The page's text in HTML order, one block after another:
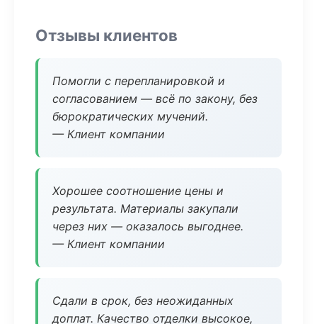
Отзывы клиентов
Помогли с перепланировкой и
согласованием — всё по закону, без
бюрократических мучений.
— Клиент компании
Хорошее соотношение цены и
результата. Материалы закупали
через них — оказалось выгоднее.
— Клиент компании
Сдали в срок, без неожиданных
доплат. Качество отделки высокое,